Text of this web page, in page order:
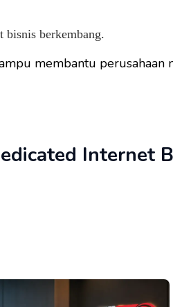
bisnis berkembang.
membantu
Internet